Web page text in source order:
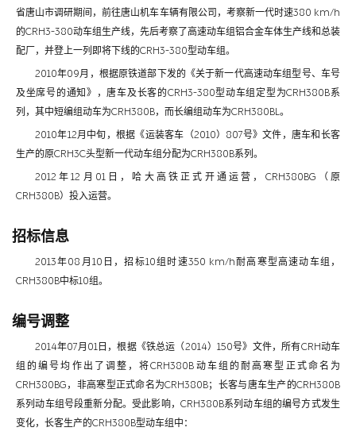
省唐山市调研期间，前往唐山机车车辆有限公司，考察新一代时速380 km/h
的CRH3-380动车组生产线，先后考察了高速动车组铝合金车体生产线和总装
配厂，并登上一列即将下线的CRH3-380型动车组。
2010年09月，根据原铁道部下发的《关于新一代高速动车组型号、车号
及坐席号的通知》，唐车及长客的CRH3-380型动车组定型为CRH380B系
列，其中短编组动车为CRH380B，而长编组动车为CRH380BL。
2010年12月中旬，根据《运装客车（2010）807号》文件，唐车和长客
生产的原CRH3C头型新一代动车组分配为CRH380B系列。
2012年12月01日，哈大高铁正式开通运营，CRH380BG（原
CRH380B）投入运营。
招标信息
2013年08月10日，招标10组时速350 km/h耐高寒型高速动车组，
CRH380B中标10组。
编号调整
2014年07月01日，根据《铁总运（2014）150号》文件，所有CRH动车
组的编号均作出了调整，将CRH380B动车组的耐高寒型正式命名为
CRH380BG，非高寒型正式命名为CRH380B；长客与唐车生产的CRH380B
系列动车组号段重新分配。受此影响，CRH380B系列动车组的编号方式发生
变化，长客生产的CRH380B型动车组中：